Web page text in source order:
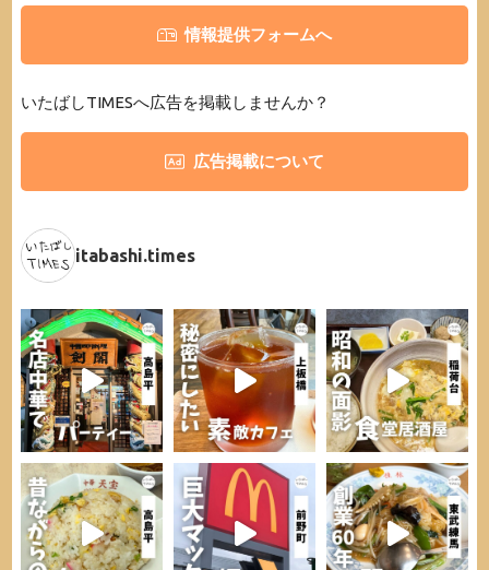
情報提供フォームへ
いたばしTIMESへ広告を掲載しませんか？
広告掲載について
itabashi.times